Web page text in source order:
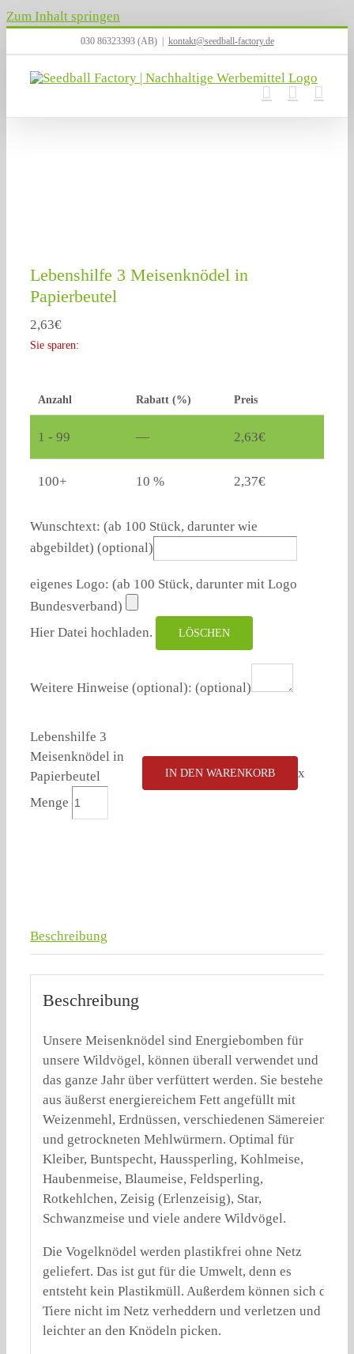
Zum Inhalt springen
030 86323393 (AB) kontakt@seedball-factory.de
Lebenshilfe 3 Meisenknödel in
Papierbeutel
2,63€
Sie sparen:
Anzahl Rabatt (%) Preis
1 - 99 — 2,63€
100+ 10 % 2,37€
Wunschtext: (ab 100 Stück, darunter wie
abgebildet) (optional)
eigenes Logo: (ab 100 Stück, darunter mit Logo
Bundesverband)
Hier Datei hochladen.
LÖSCHEN
Weitere Hinweise (optional): (optional)
Lebenshilfe 3
Meisenknödel in
Papierbeutel
Menge
IN DEN WARENKORB x
Beschreibung
Beschreibung
Unsere Meisenknödel sind Energiebomben für
unsere Wildvögel, können überall verwendet und
das ganze Jahr über verfüttert werden. Sie bestehen
aus äußerst energiereichem Fett angefüllt mit
Weizenmehl, Erdnüssen, verschiedenen Sämereien
und getrockneten Mehlwürmern. Optimal für
Kleiber, Buntspecht, Haussperling, Kohlmeise,
Haubenmeise, Blaumeise, Feldsperling,
Rotkehlchen, Zeisig (Erlenzeisig), Star,
Schwanzmeise und viele andere Wildvögel.
Die Vogelknödel werden plastikfrei ohne Netz
geliefert. Das ist gut für die Umwelt, denn es
entsteht kein Plastikmüll. Außerdem können sich die
Tiere nicht im Netz verheddern und verletzen und
leichter an den Knödeln picken.